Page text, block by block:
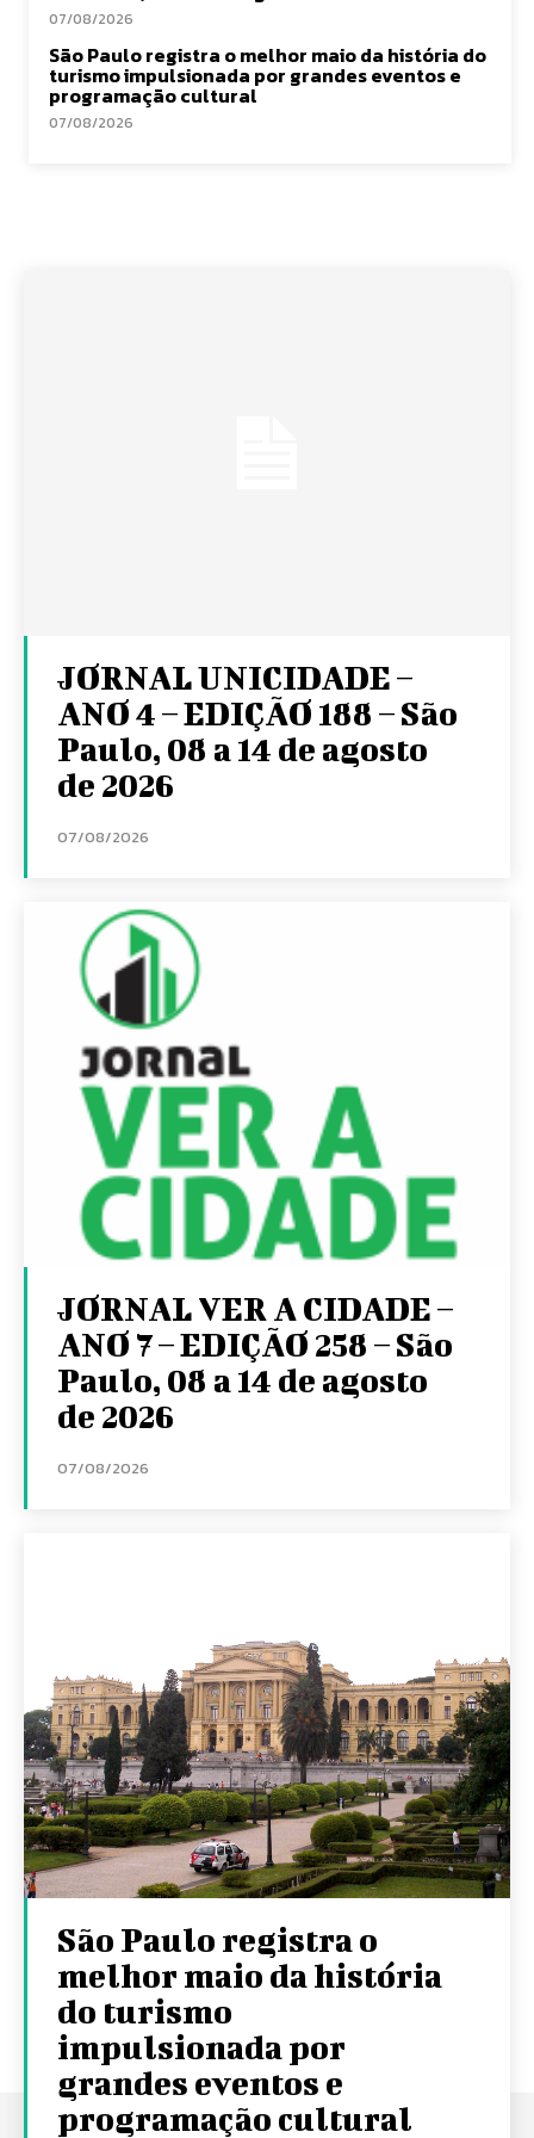
07/08/2026
São Paulo registra o melhor maio da história do
turismo impulsionada por grandes eventos e
programação cultural
07/08/2026
JORNAL UNICIDADE –
ANO 4 – EDIÇÃO 188 – São
Paulo, 08 a 14 de agosto
de 2026
07/08/2026
JORNAL VER A CIDADE –
ANO 7 – EDIÇÃO 258 – São
Paulo, 08 a 14 de agosto
de 2026
07/08/2026
São Paulo registra o
melhor maio da história
do turismo
impulsionada por
grandes eventos e
programação cultural